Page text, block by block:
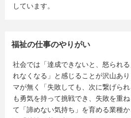
しています。
福祉の仕事のやりがい
社会では「達成できないと、怒られ
れなくなる」と感じることが沢山あ
マが無く「失敗しても、次に繋げら
も勇気を持って挑戦でき、失敗を重
て「諦めない気持ち」を育める業種